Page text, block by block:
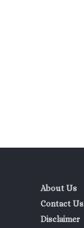
About Us
Contact Us
Disclaimer